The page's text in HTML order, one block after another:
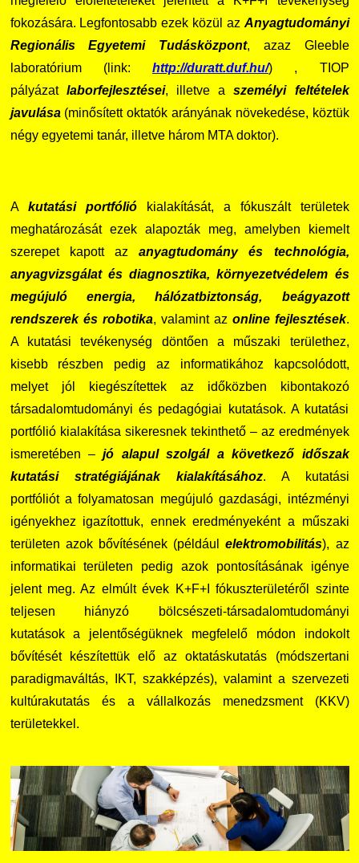
fokozására. Legfontosabb ezek közül az Anyagtudományi
Regionális Egyetemi Tudásközpont, azaz Gleeble
laboratórium (link: http://duratt.duf.hu/) , TIOP
pályázatlaborfejlesztései, illetve aszemélyi feltételek
javulása(minősített oktatók arányának növekedése, köztük
négy egyetemi tanár, illetve három MTA doktor).
Akutatási portfólió kialakítását, a fókuszált területek
meghatározását ezek alapozták meg, amelyben kiemelt
szerepet kapott azanyagtudomány és technológia,
anyagvizsgálat és diagnosztika, környezetvédelem és
megújuló energia, hálózatbiztonság, beágyazott
rendszerek és robotika, valamint az online fejlesztések.
A kutatási tevékenység döntően a műszaki területhez,
kisebb részben pedig az informatikához kapcsolódott,
melyet jól kiegészítettek az időközben kibontakozó
társadalomtudományi és pedagógiai kutatások. A kutatási
portfólió kialakítása sikeresnek tekinthető – az eredmények
ismeretében –jó alapul szolgál a következő időszak
kutatási stratégiájának kialakításához. A kutatási
portfóliót a folyamatosan megújuló gazdasági, intézményi
igényekhez igazítottuk, ennek eredményeként a műszaki
területen azok bővítésének (példáulelektromobilitás), az
informatikai területen pedig azok pontosításának igénye
jelent meg. Az elmúlt évek K+F+I fókuszterületéről szinte
teljesen hiányzó bölcsészeti-társadalomtudományi
kutatások a jelentőségüknek megfelelő módon indokolt
bővítését készítettük elő az oktatáskutatás (módszertani
paradigmaváltás, IKT, szakképzés), valamint a szervezeti
kultúrakutatás és a vállalkozás menedzsment (KKV)
területekkel.